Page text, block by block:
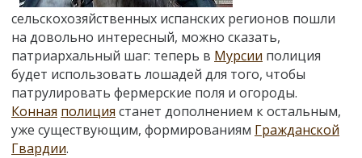
сельскохозяйственных испанских регионов пошли
на довольно интересный, можно сказать,
патриархальный шаг: теперь в Мурсии полиция
будет использовать лошадей для того, чтобы
патрулировать фермерские поля и огороды.
Конная полиция станет дополнением к остальным,
уже существующим, формированиям Гражданской
Гвардии.